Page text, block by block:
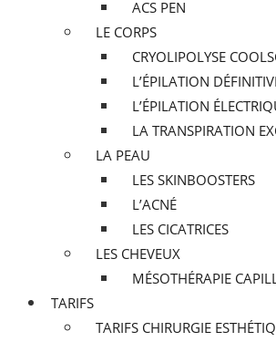
ACS PEN
LE CORPS
CRYOLIPOLYSE
L’ÉPILATION
L’ÉPILATION
LA TRANSPIRATION
LA PEAU
LES SKINBOOSTERS
L’ACNÉ
LES CICATRICES
LES CHEVEUX
MÉSOTHÉRAPIE
TARIFS
TARIFS CHIRURGIE